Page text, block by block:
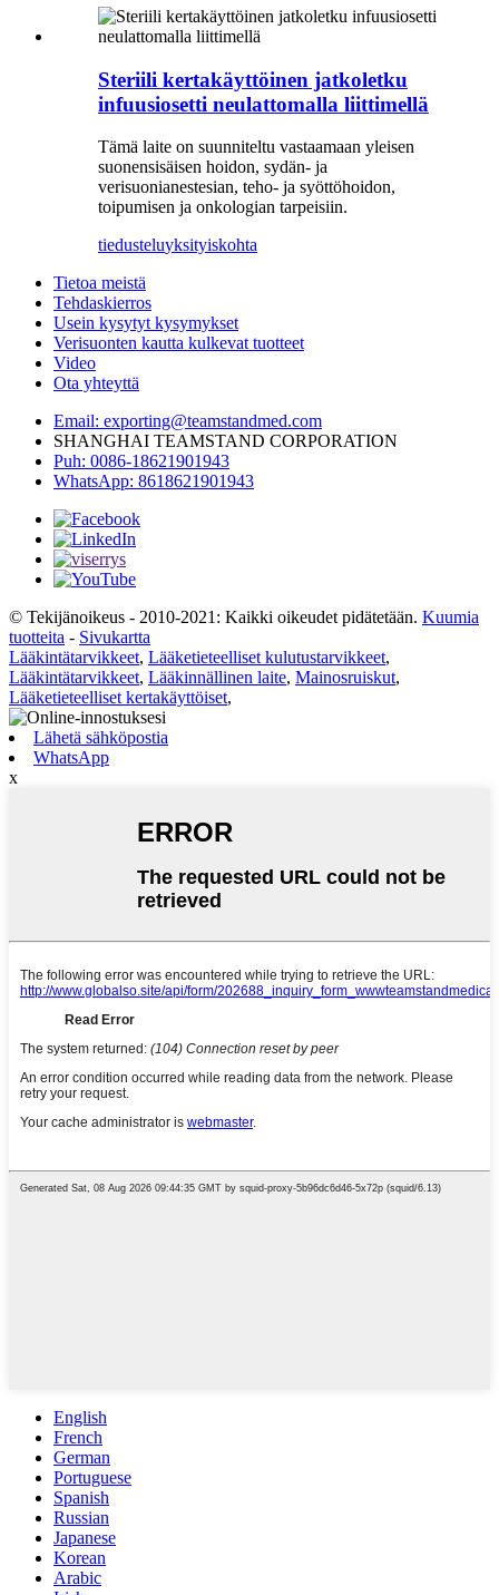
Steriili kertakäyttöinen jatkoletku
infuusiosetti neulattomalla liittimellä
Tämä laite on suunniteltu vastaamaan yleisen
suonensisäisen hoidon, sydän- ja
verisuonianestesian, teho- ja syöttöhoidon,
toipumisen ja onkologian tarpeisiin.
tiedusteluyksityiskohta
Tietoa meistä
Tehdaskierros
Usein kysytyt kysymykset
Verisuonten kautta kulkevat tuotteet
Video
Ota yhteyttä
Email: exporting@teamstandmed.com
SHANGHAI TEAMSTAND CORPORATION
Puh: 0086-18621901943
WhatsApp: 8618621901943
© Tekijänoikeus - 2010-2021: Kaikki oikeudet pidätetään. Kuumia
tuotteita - Sivukartta
Lääkintätarvikkeet, Lääketieteelliset kulutustarvikkeet,
Lääkintätarvikkeet, Lääkinnällinen laite, Mainosruiskut,
Lääketieteelliset kertakäyttöiset,
Lähetä sähköpostia
WhatsApp
x
English
French
German
Portuguese
Spanish
Russian
Japanese
Korean
Arabic